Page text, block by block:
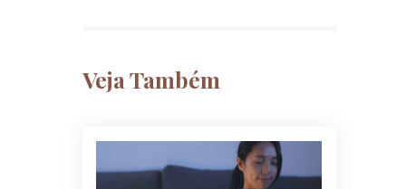
Veja Também